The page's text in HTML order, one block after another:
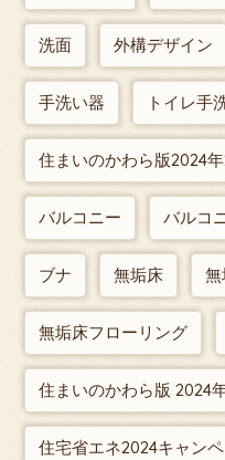
洗面 外構デザイン
手洗い器 トイレ手
住まいのかわら版2024
バルコニー バルコ
ブナ 無垢床
無垢床フローリング
住まいのかわら版 2024
住宅省エネ2024キャン